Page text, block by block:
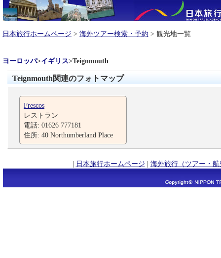
日本旅行ホームページ > 海外ツアー検索・予約 > 観光地一覧
ヨーロッパ>イギリス>Teignmouth
Teignmouth関連のフォトマップ
Frescos
レストラン
電話: 01626 777181
住所: 40 Northumberland Place
| 日本旅行ホームページ | 海外旅行（ツアー・航